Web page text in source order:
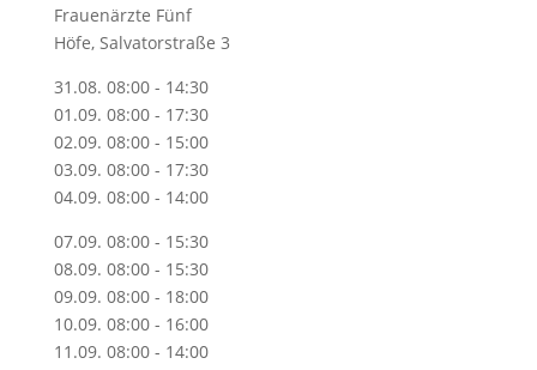
Frauenärzte Fünf
Höfe, Salvatorstraße 3
31.08. 08:00 - 14:30
01.09. 08:00 - 17:30
02.09. 08:00 - 15:00
03.09. 08:00 - 17:30
04.09. 08:00 - 14:00
07.09. 08:00 - 15:30
08.09. 08:00 - 15:30
09.09. 08:00 - 18:00
10.09. 08:00 - 16:00
11.09. 08:00 - 14:00